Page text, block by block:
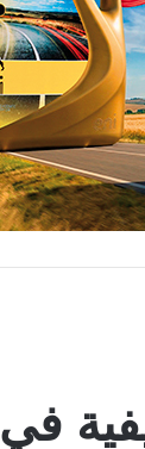
في